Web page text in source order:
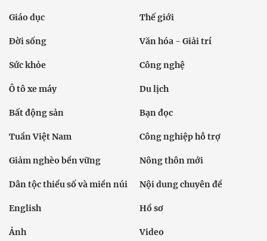
Giáo dục Thế giới
Đời sống Văn hóa - Giải trí
Sức khỏe Công nghệ
Ô tô xe máy Du lịch
Bất động sản Bạn đọc
Tuần Việt Nam Công nghiệp hỗ trợ
Giảm nghèo bền vững Nông thôn mới
Dân tộc thiểu số và miền núi Nội dung chuyên đề
English Hồ sơ
Ảnh Video